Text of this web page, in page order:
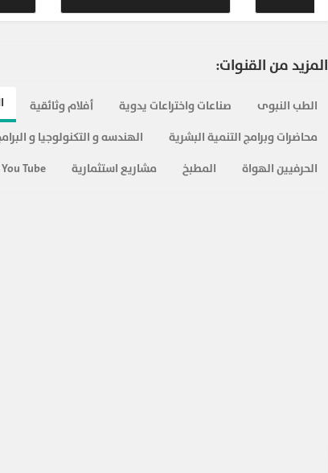
المزيد من القنوات:
الطب النبوى صناعات واختراعات يدوية أفلام وثائقية
محاضرات وبرامج التنمية البشرية
الهندسه و التكنولوجيا و
الحرفيين الهواة
المطبخ مشاريع استثمارية Tube